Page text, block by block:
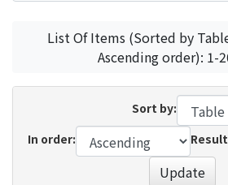
List Of Items (Sorted by
Ascending order): 1-
Sort by:
In order:
Update